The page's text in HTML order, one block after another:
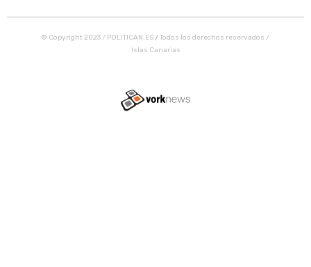
© Copyright 2023 / POLITICAN.ES /Todos los derechos reservados /
Islas Canarias